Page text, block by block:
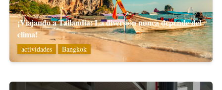
¡Viajando a Tailandia: La diversión nunca depende del
clima!
actividades Bangkok